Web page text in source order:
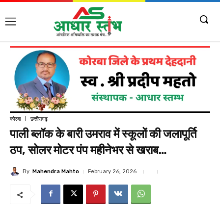
कोरबा छत्तीसगढ़
पाली ब्लॉक के बारी उमराव में स्कूलों की जलापूर्ति
ठप, सोलर मोटर पंप महीनेभर से खराब…
By Mahendra Mahto February 26, 2026